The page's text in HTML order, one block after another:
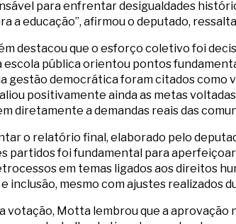
para enfrentar desigualdades
a educação”, afirmou o deputado,
destacou que o esforço coletivo foi
escola pública orientou pontos
gestão democrática foram citados como
positivamente ainda as metas
diretamente a demandas reais das
o relatório final, elaborado pelo
partidos foi fundamental para
em temas ligados aos direitos
inclusão, mesmo com ajustes realizados
votação, Motta lembrou que a aprovação